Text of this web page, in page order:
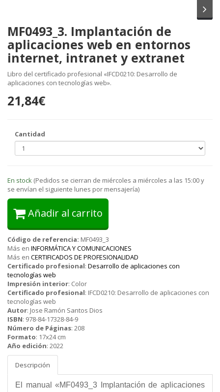
MF0493_3. Implantación de
aplicaciones web en entornos
internet, intranet y extranet
Libro del certificado profesional «IFCD0210: Desarrollo de
aplicaciones con tecnologías web».
21,84€
Cantidad
En stock (Pedidos se cierran de miércoles a miércoles a las 15:00 y
se envían el siguiente lunes por mensajería)
Añadir al carrito
Código de referencia: MF0493_3
Más en INFORMÁTICA Y COMUNICACIONES
Más en CERTIFICADOS DE PROFESIONALIDAD
Certificado profesional: Desarrollo de aplicaciones con
tecnologías web
Impresión interior: Color
Certificado profesional: IFCD0210: Desarrollo de aplicaciones con
tecnologías web
Autor: Jose Ramón Santos Dios
ISBN: 978-84-17328-84-9
Número de Páginas: 208
Formato: 17x24 cm
Año edición: 2022
Descripción
El manual «MF0493_3 Implantación de aplicaciones